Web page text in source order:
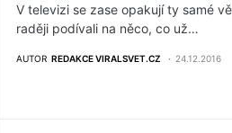
V televizi se zase opakují ty samé
raději podívali na něco, co už…
AUTOR REDAKCE VIRALSVET.CZ 24.12.2016